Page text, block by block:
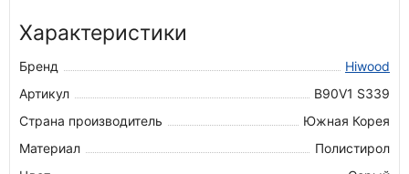
Характеристики
Бренд
Hiwood
Артикул
B90V1 S339
Страна производитель
Южная Корея
Материал
Полистирол